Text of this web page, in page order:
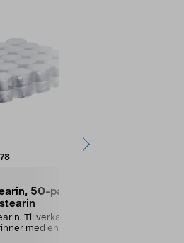
recensioner
50-pack,
Tillverkade i
med en
5 stjärnor